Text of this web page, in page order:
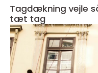
Tagdækning vejle sådan får du et stærkt og
tæt tag